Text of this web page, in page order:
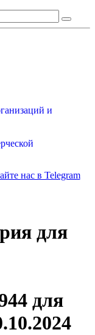
и
нас в Telegram
для
для